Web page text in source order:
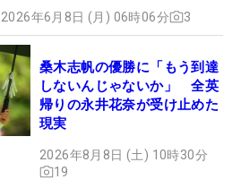
2026年6月8日 (月) 06時06分 3
桑木志帆の優勝に「もう到達
しないんじゃないか」 全英
帰りの永井花奈が受け止めた
現実
2026年8月8日 (土) 10時30分
19